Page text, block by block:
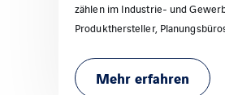
zählen im Industrie- und
Produkthersteller,
Mehr erfahren